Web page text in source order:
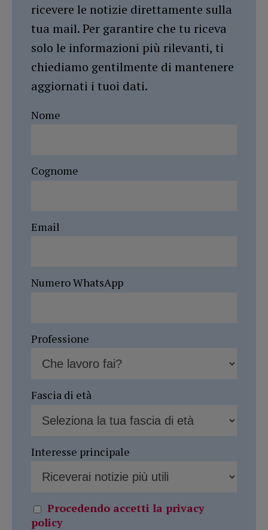
ricevere le notizie direttamente sulla
tua mail. Per garantire che tu riceva
solo le informazioni più rilevanti, ti
chiediamo gentilmente di mantenere
aggiornati i tuoi dati.
Nome
Cognome
Email
Numero WhatsApp
Professione
Fascia di età
Interesse principale
Procedendo accetti la privacy
policy